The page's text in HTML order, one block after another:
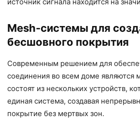
Mesh-системы для
бесшовного покрытия
Современным решением для
соединения во всем доме являются
состоят из нескольких устройств,
единая система, создавая
покрытие без мертвых зон.